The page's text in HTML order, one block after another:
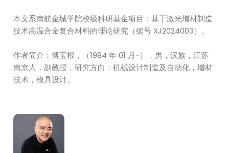
本文系南航金城学院校级科研基金项目：基于激光增材制造
技术高温合金复合材料的理论研究（编号 XJ2024003）。
作者简介：傅宝根，（1984 年 01 月-），男，汉族，江苏
南京人，副教授，研究方向：机械设计制造及自动化，增材
技术，模具设计。